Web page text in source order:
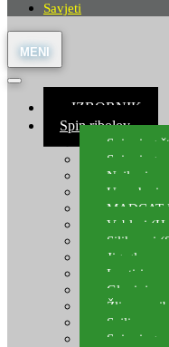
Savjeti
≡ IZBORNIK
Spin ribolov
Spinning
Spinning
Najloni za
MADCAT
Vobleri
Silikonci
Jig glave
Leptiri za
Glavinjare
Žlice za
Sajlice za
Spinning